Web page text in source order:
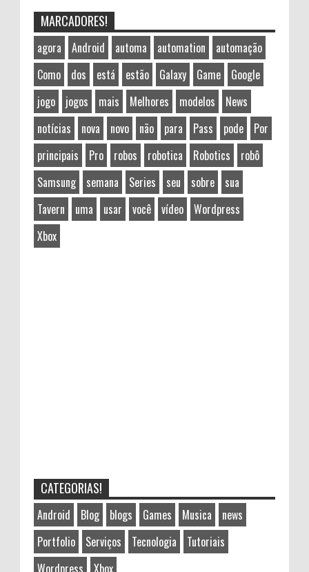
MARCADORES!
agora Android automa automation
automação
Como
dos está estão Galaxy Game
Google
jogo
jogos mais Melhores modelos
News
notícias
nova novo não para Pass pode
Por
principais
Pro robos robotica Robotics
robô
Samsung
semana Series seu sobre
sua
Tavern
uma usar você vídeo
Wordpress
Xbox
CATEGORIAS!
Android Blog blogs Games Musica
news
Portfolio
Serviços Tecnologia
Tutoriais